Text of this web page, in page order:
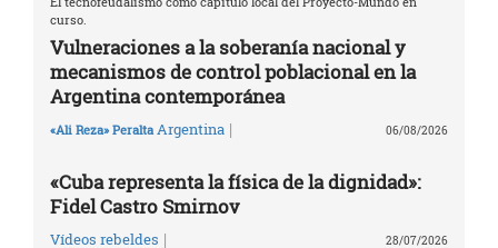
curso.
Vulneraciones a la soberanía nacional y
mecanismos de control poblacional en la
Argentina contemporánea
«Ali Reza» Peralta Argentina | 06/08/2026
«Cuba representa la física de la dignidad»:
Fidel Castro Smirnov
Vídeos rebeldes | 28/07/2026